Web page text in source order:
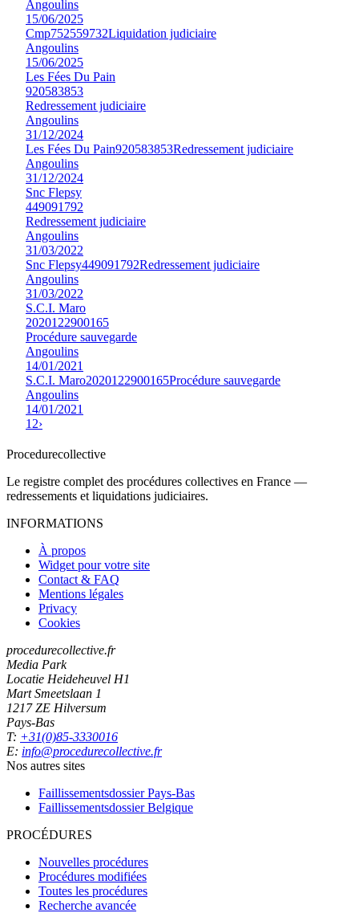
Angoulins
15/06/2025
Cmp752559732Liquidation judiciaire
Angoulins
15/06/2025
Les Fées Du Pain
920583853
Redressement judiciaire
Angoulins
31/12/2024
Les Fées Du Pain920583853Redressement judiciaire
Angoulins
31/12/2024
Snc Flepsy
449091792
Redressement judiciaire
Angoulins
31/03/2022
Snc Flepsy449091792Redressement judiciaire
Angoulins
31/03/2022
S.C.I. Maro
2020122900165
Procédure sauvegarde
Angoulins
14/01/2021
S.C.I. Maro2020122900165Procédure sauvegarde
Angoulins
14/01/2021
1 2›
Procedurecollective
Le registre complet des procédures collectives en France —
redressements et liquidations judiciaires.
INFORMATIONS
À propos
Widget pour votre site
Contact & FAQ
Mentions légales
Privacy
Cookies
procedurecollective.fr
Media Park
Locatie Heideheuvel H1
Mart Smeetslaan 1
1217 ZE Hilversum
Pays-Bas
T: +31(0)85-3330016
E: info@procedurecollective.fr
Nos autres sites
Faillissementsdossier Pays-Bas
Faillissementsdossier Belgique
PROCÉDURES
Nouvelles procédures
Procédures modifiées
Toutes les procédures
Recherche avancée